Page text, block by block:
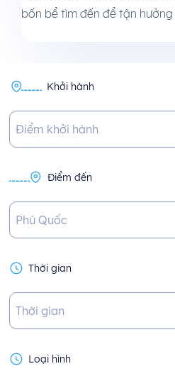
bốn bể tìm đến để tận
Khởi hành
Điểm khởi hành
Điểm đến
Phú Quốc
Thời gian
Thời gian
Loại hình